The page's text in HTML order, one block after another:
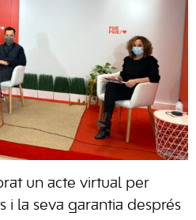
un acte virtual per
i la seva garantia després